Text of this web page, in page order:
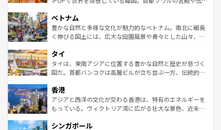
参照してほしい。
容にもいいと評判のスイーツなど、バラエティ豊かな料理
が味わえる。 なお、新着の台湾情報は コンテンツ一覧を参
照してほしい。
き、地方に足を延ばせば四季折々の自然美を楽しむことが
できる。そして、キムチや焼肉、絶品のストリートフード
まで、さまざまな韓国料理が待っている。夜には、韓国な
リティに包まれながら、韓国の多彩な魅力を心ゆくまで味
わってみてほしい。 なお、新着の韓国情報はコンテンツ一
覧を参照してほしい。
ベトナム
豊かな自然と多様な文化が魅力的なベトナム。南北に細長
く伸びる国土には、広大な田園風景や青々とした山々、世
急速な発展と共に伝統が息づく。ハノイの古い町並みやホ
ーチミン市のフランス統治時代の建物も、独特の雰囲気を
醸し出している。また、バラエティの豊かさとおいしさで
とつ。フォーやバインミー、ベトナムコーヒーなどは、ぜ
ひ現地で味わいたい。どの地域を訪れてもあたたかい人々
が旅行者を迎えてくれるので、きっと忘れられない旅にな
参照してほしい。
タイ
タイは、東南アジアに位置する豊かな自然と歴史が息づく
国だ。首都バンコクは高層ビルが立ち並ぶ一方、伝統的な
の活気が交差している。北部ではチェンマイなどの山岳地
帯で自然と触れ合い、南部ではプーケットやクラビの美し
いビーチでリゾート気分を楽しむことができる。タイ料理
激する。気候は一年中温暖で、どの季節にも異なる楽しみ
香港
アジアと西洋の文化が交わる香港は、特有のエネルギーを
もっている。ヴィクトリア湾に広がる壮大な景色、近未来
み、どこを訪れても感動するはず。観光スポットが密集し
シンガポール